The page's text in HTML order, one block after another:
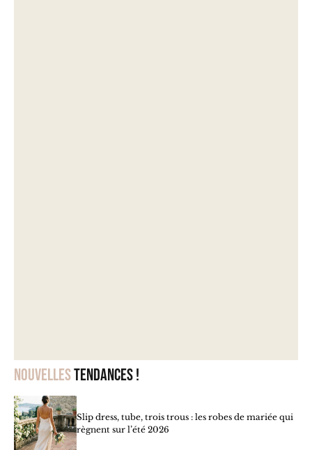
Nouvellestendances !
Slip dress, tube, trois trous : les robes de mariée qui
règnent sur l’été 2026